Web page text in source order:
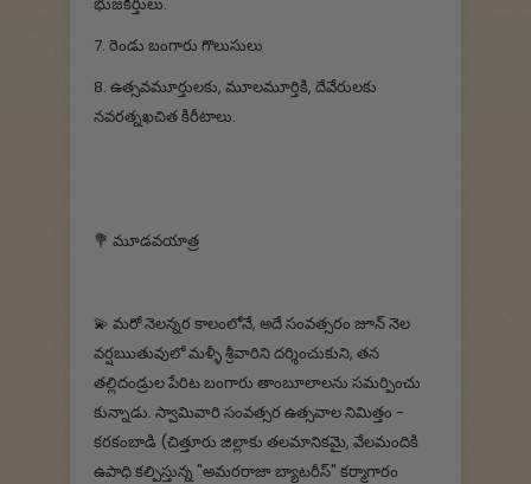
7. రెండు బంగారు గొలుసులు
8. ఉత్సవమూర్తులకు, మూలమూర్తికి, దేవేరులకు
నవరత్నఖచిత కిరీటాలు.
💐 మూడవయాత్ర
💫 మరో నెలన్నర కాలంలోనే, అదే సంవత్సరం జూన్ నెల
వర్షఋతువులో మళ్ళీ శ్రీవారిని దర్శించుకుని, తన
తల్లిదండ్రుల పేరిట బంగారు తాంబూలాలను సమర్పించు
కున్నాడు. స్వామివారి సంవత్సర ఉత్సవాల నిమిత్తం -
కరకంబాడి (చిత్తూరు జిల్లాకు తలమానికమై, వేలమందికి
ఉపాధి కల్పిస్తున్న "అమరరాజా బ్యాటరీస్" కర్మాగారం